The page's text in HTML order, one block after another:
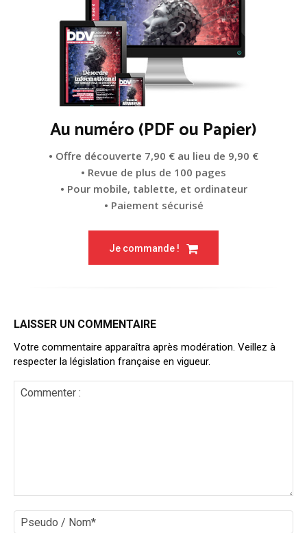
Au numéro (PDF ou Papier)
• Offre découverte 7,90 € au lieu de 9,90 €
• Revue de plus de 100 pages
• Pour mobile, tablette, et ordinateur
• Paiement sécurisé
Je commande !
LAISSER UN COMMENTAIRE
Votre commentaire apparaîtra après modération. Veillez à
respecter la législation française en vigueur.